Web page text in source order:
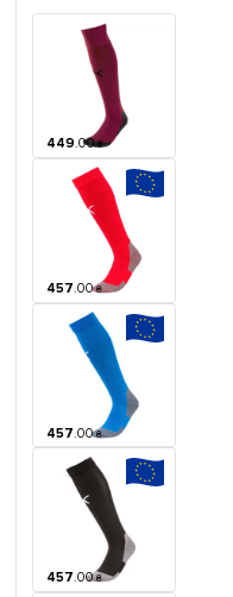
449.00 ₴
457.00 ₴
457 00 ₴
457.00 ₴